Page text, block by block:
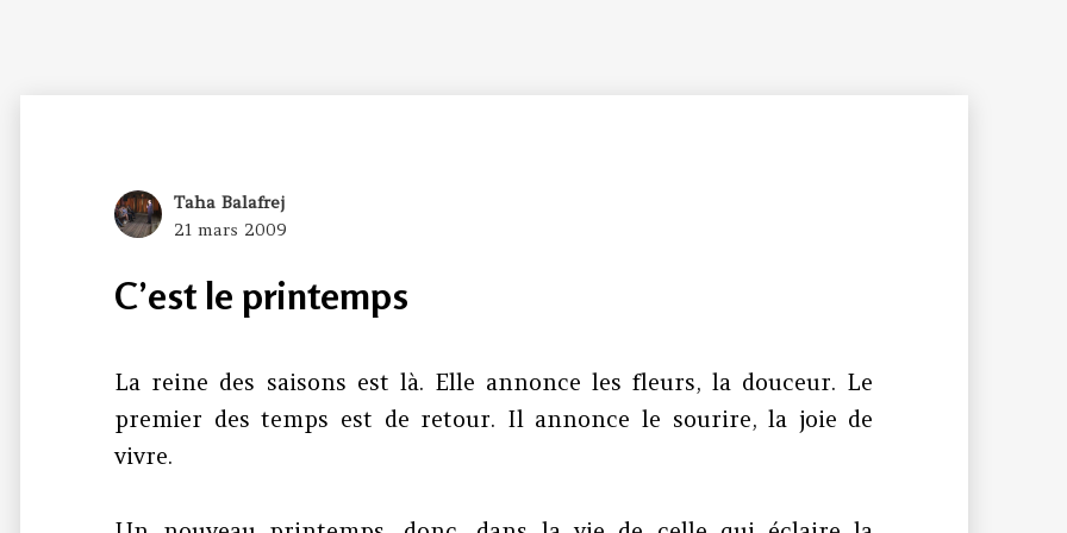
Author
Taha Balafrej
Posted
21 mars 2009
C’est le printemps
La reine des saisons est là. Elle annonce les fleurs, la douceur. Le
premier des temps est de retour. Il annonce le sourire, la joie de
vivre.